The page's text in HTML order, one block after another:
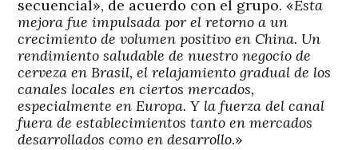
secuencial», de acuerdo con el grupo. «Esta
mejora fue impulsada por el retorno a un
crecimiento de volumen positivo en China. Un
rendimiento saludable de nuestro negocio de
cerveza en Brasil, el relajamiento gradual de los
canales locales en ciertos mercados,
especialmente en Europa. Y la fuerza del canal
fuera de establecimientos tanto en mercados
desarrollados como en desarrollo.»